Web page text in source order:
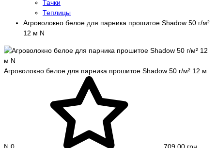
Тачки
Теплицы
Агроволокно белое для парника прошитое Shadow 50 г/м²
12 м N
Агроволокно белое для парника прошитое Shadow 50 г/м² 12 м